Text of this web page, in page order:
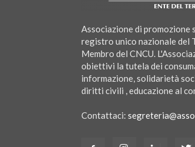
Associazione di promozione
registro unico nazionale del
Membro del CNCU.
obiettivi la tutela dei
informazione, solidarietà
diritti civili , educazione al
Contattaci: